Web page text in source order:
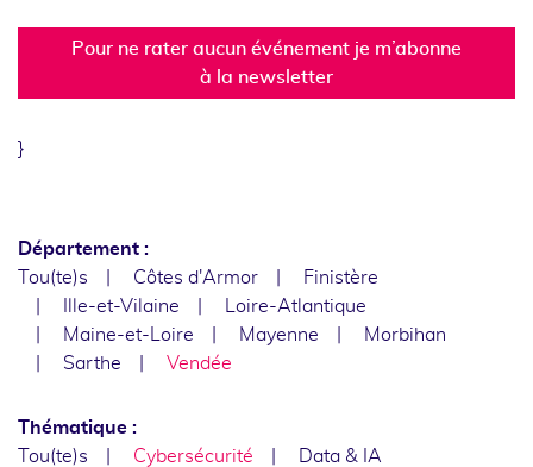
Pour ne rater aucun événement je m’abonne
à la newsletter
}
Département :
Tou(te)s
Côtes d'Armor
Finistère
Ille-et-Vilaine
Loire-Atlantique
Maine-et-Loire
Mayenne
Morbihan
Sarthe
Vendée
Thématique :
Tou(te)s
Cybersécurité
Data & IA